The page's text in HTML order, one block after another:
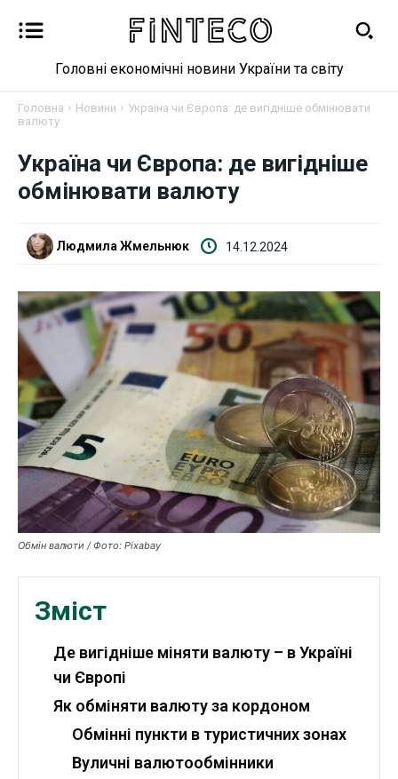
Новини
Бізнес
Фінанси
Валютний ринок
Криптовалюта
Робота і освіта
Публікації
ФОП
Курс валют
Ми в соц. мережах
Головні економічні новини України та світу
Головна Новини
Україна чи Європа: де вигідніше обмінювати
валюту
Україна чи Європа: де вигідніше
обмінювати валюту
Людмила Жмельнюк 14.12.2024
Обмін валюти / Фото: Pixabay
Зміст
Де вигідніше міняти валюту – в Україні
чи Європі
Як обміняти валюту за кордоном
Обмінні пункти в туристичних зонах
Вуличні валютообмінники